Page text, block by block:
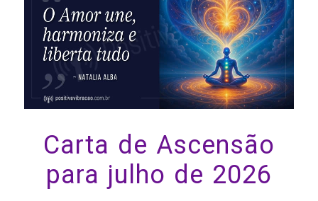
Carta de Ascensão
para julho de 2026